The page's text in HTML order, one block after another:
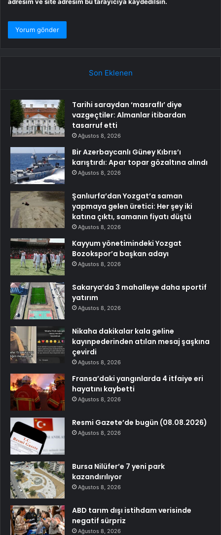
Son Eklenen
Tarihi saraydan ‘masraflı’ diye
vazgeçtiler: Almanlar itibardan
tasarruf etti
Ağustos 8, 2026
Bir Azerbaycanlı Güney Kıbrıs’ı
karıştırdı: Apar topar gözaltına alındı
Ağustos 8, 2026
Şanlıurfa’dan Yozgat’a saman
yapmaya gelen üretici: Her şey iki
katına çıktı, samanın fiyatı düştü
Ağustos 8, 2026
Kayyum yönetimindeki Yozgat
Bozokspor’a başkan adayı
Ağustos 8, 2026
Sakarya’da 3 mahalleye daha sportif
yatırım
Ağustos 8, 2026
Nikaha dakikalar kala geline
kayınpederinden atılan mesaj şaşkına
çevirdi
Ağustos 8, 2026
Fransa’daki yangınlarda 4 itfaiye eri
hayatını kaybetti
Ağustos 8, 2026
Resmi Gazete’de bugün (08.08.2026)
Ağustos 8, 2026
Bursa Nilüfer’e 7 yeni park
kazandırılıyor
Ağustos 8, 2026
ABD tarım dışı istihdam verisinde
negatif sürpriz
Ağustos 8, 2026